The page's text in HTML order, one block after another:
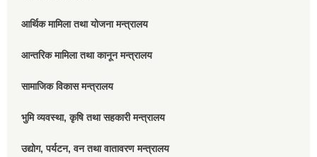
आर्थिक मामिला तथा योजना मन्त्रालय
आन्तरिक मामिला तथा कानून मन्त्रालय
सामाजिक विकास मन्त्रालय
भुमि व्यवस्था, कृषि तथा सहकारी मन्त्रालय
उद्योग, पर्यटन, वन तथा वातावरण मन्त्रालय